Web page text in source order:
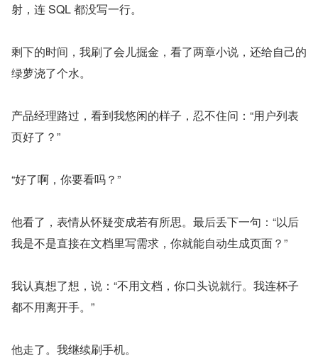
射，连 SQL 都没写一行。
剩下的时间，我刷了会儿掘金，看了两章小说，还给自己的
绿萝浇了个水。
产品经理路过，看到我悠闲的样子，忍不住问：“用户列表
页好了？”
“好了啊，你要看吗？”
他看了，表情从怀疑变成若有所思。最后丢下一句：“以后
我是不是直接在文档里写需求，你就能自动生成页面？”
我认真想了想，说：“不用文档，你口头说就行。我连杯子
都不用离开手。”
他走了。我继续刷手机。